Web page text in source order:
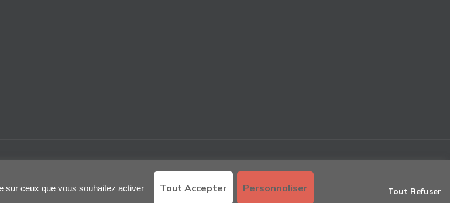
English Français
sur ceux que vous souhaitez activer Tout Accepter Tout Refuser
Personnaliser